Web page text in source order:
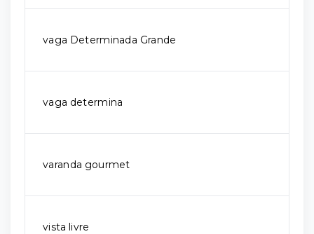
vaga Determinada Grande
vaga determina
varanda gourmet
vista livre